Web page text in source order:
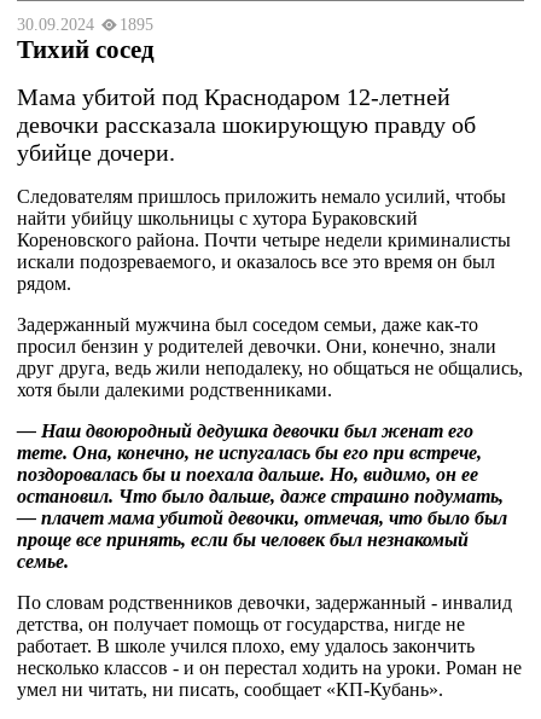
30.09.2024 1895
Тихий сосед
Мама убитой под Краснодаром 12-летней
девочки рассказала шокирующую правду об
убийце дочери.
Следователям пришлось приложить немало усилий, чтобы
найти убийцу школьницы с хутора Бураковский
Кореновского района. Почти четыре недели криминалисты
искали подозреваемого, и оказалось все это время он был
рядом.
Задержанный мужчина был соседом семьи, даже как-то
просил бензин у родителей девочки. Они, конечно, знали
друг друга, ведь жили неподалеку, но общаться не общались,
хотя были далекими родственниками.
— Наш двоюродный дедушка девочки был женат его
тете. Она, конечно, не испугалась бы его при встрече,
поздоровалась бы и поехала дальше. Но, видимо, он ее
остановил. Что было дальше, даже страшно подумать,
— плачет мама убитой девочки, отмечая, что было был
проще все принять, если бы человек был незнакомый
семье.
По словам родственников девочки, задержанный - инвалид
детства, он получает помощь от государства, нигде не
работает. В школе учился плохо, ему удалось закончить
несколько классов - и он перестал ходить на уроки. Роман не
умел ни читать, ни писать, сообщает «КП-Кубань».